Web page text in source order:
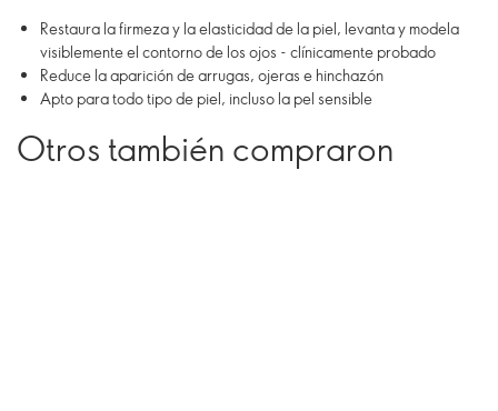
Restaura la firmeza y la elasticidad de la piel, levanta y modela
visiblemente el contorno de los ojos - clínicamente probado
Reduce la aparición de arrugas, ojeras e hinchazón
Apto para todo tipo de piel, incluso la pel sensible
Otros también compraron